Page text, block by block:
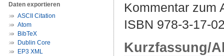
Daten exportieren
ASCII Citation
Atom
BibTeX
Dublin Core
EP3 XML
Kommentar zum
ISBN 978-3-17-
Kurzfassung/